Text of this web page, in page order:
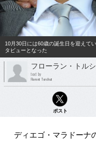
10月30日には60歳の誕生日を迎えて
タビューとなった
フローラン・トルシ
text by
Florent Torchut
ポスト
ディエゴ・マラドーナ